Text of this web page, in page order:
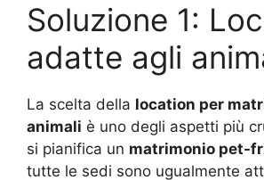
Soluzione 1:
adatte agli
La scelta della location per
animali è uno degli aspetti più
si pianifica un matrimonio pet-
tutte le sedi sono ugualmente